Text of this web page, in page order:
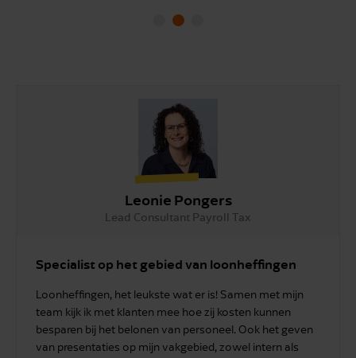
Leonie Pongers
Lead Consultant Payroll Tax
Specialist op het gebied van loonheffingen
Loonheffingen, het leukste wat er is! Samen met mijn
team kijk ik met klanten mee hoe zij kosten kunnen
besparen bij het belonen van personeel. Ook het geven
van presentaties op mijn vakgebied, zowel intern als